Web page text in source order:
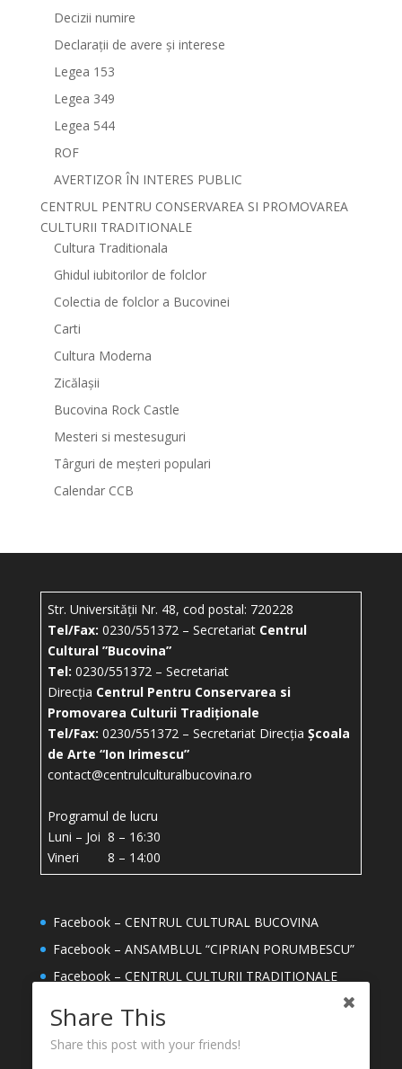
Decizii numire
Declarații de avere și interese
Legea 153
Legea 349
Legea 544
ROF
AVERTIZOR ÎN INTERES PUBLIC
CENTRUL PENTRU CONSERVAREA SI PROMOVAREA
CULTURII TRADITIONALE
Cultura Traditionala
Ghidul iubitorilor de folclor
Colectia de folclor a Bucovinei
Carti
Cultura Moderna
Zicălașii
Bucovina Rock Castle
Mesteri si mestesuguri
Târguri de meșteri populari
Calendar CCB
Str. Universității Nr. 48, cod postal: 720228
Tel/Fax: 0230/551372 – Secretariat Centrul
Cultural ”Bucovina”
Tel: 0230/551372 – Secretariat
Direcția Centrul Pentru Conservarea si
Promovarea Culturii Tradiționale
Tel/Fax: 0230/551372 – Secretariat Direcția Școala
de Arte “Ion Irimescu”
contact@centrulculturalbucovina.ro
Programul de lucru
Luni – Joi 8 – 16:30
Vineri 8 – 14:00
Facebook – CENTRUL CULTURAL BUCOVINA
Facebook – ANSAMBLUL “CIPRIAN PORUMBESCU”
Facebook – CENTRUL CULTURII TRADITIONALE
SUCEAVA
Facebook – MEȘTERI DIN JUDETUL SUCEAVA
Share This
Share this post with your friends!